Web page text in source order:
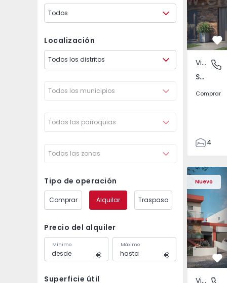
Todos
Localización
Todos los distritos
Todos los municipios
Todas las parroquias
Todas las zonas
Tipo de operación
Comprar Alquilar Traspaso
Precio del alquiler
Mínimo Máximo
Superficie útil
São
Vivienda Pareada
São João das Lampas e Terrugem, Lisboa
Comprar
4
135
193
240
Nuevo
Vivienda Pareada
Vivienda
Vivienda Pareada